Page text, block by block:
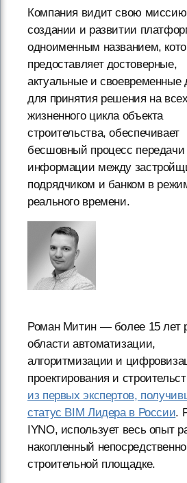
Компания видит свою
создании и развитии
одноименным названием,
предоставляет достоверные,
актуальные и своевременные
для принятия решения на
жизненного цикла объекта
строительства, обеспечивает
бесшовный процесс передачи
информации между
подрядчиком и банком в
реального времени.
Роман Митин — более 15 лет
области автоматизации,
алгоритмизации и
проектирования и
из первых экспертов,
статус BIM Лидера в России.
IYNO, использует весь опыт
накопленный
строительной площадке.